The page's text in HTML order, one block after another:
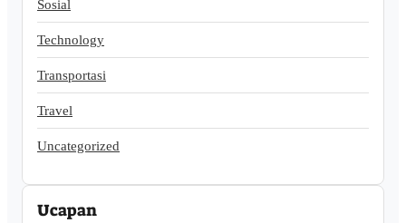
Sosial
Technology
Transportasi
Travel
Uncategorized
Ucapan